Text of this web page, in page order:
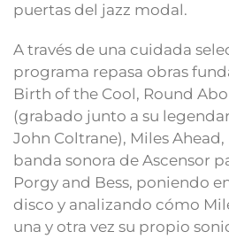
puertas del jazz modal.
A través de una cuidada
programa repasa obras
Birth of the Cool, Round
(grabado junto a su
John Coltrane), Miles
banda sonora de Ascensor
Porgy and Bess, poniendo
disco y analizando cómo
una y otra vez su propio